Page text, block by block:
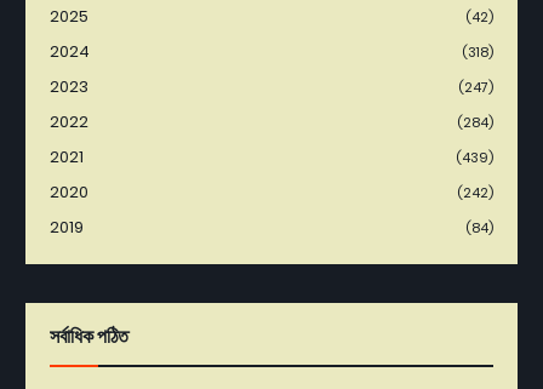
2025 (42)
2024 (318)
2023 (247)
2022 (284)
2021 (439)
2020 (242)
2019 (84)
সর্বাধিক পঠিত